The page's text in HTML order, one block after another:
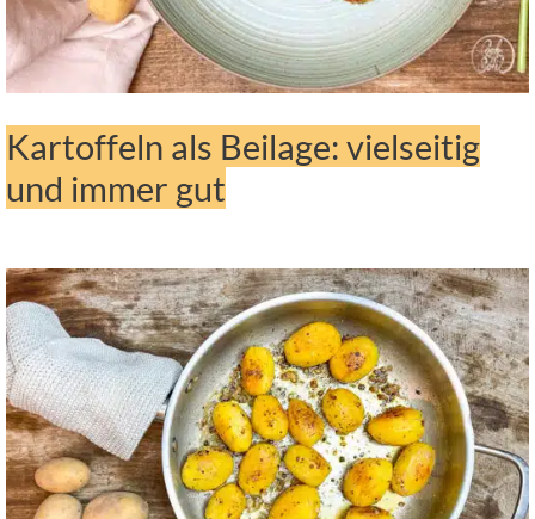
Kartoffeln als Beilage: vielseitig
und immer gut